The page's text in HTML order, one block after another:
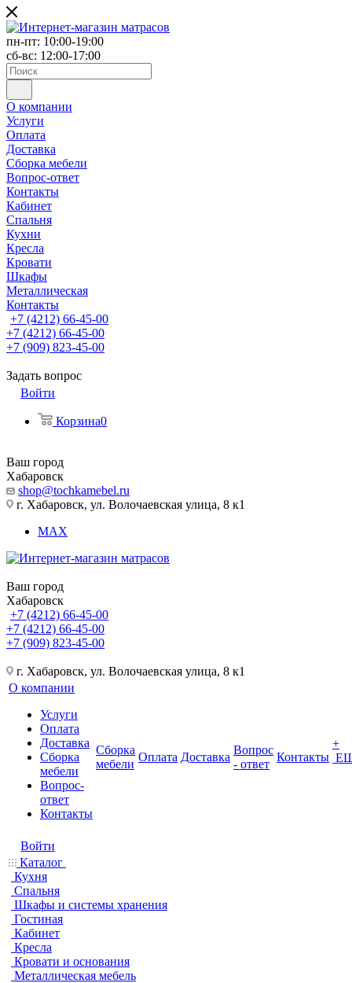
пн-пт: 10:00-19:00
сб-вс: 12:00-17:00
О компании
Услуги
Оплата
Доставка
Сборка мебели
Вопрос-ответ
Контакты
Кабинет
Спальня
Кухни
Кресла
Кровати
Шкафы
Металлическая
Контакты
+7 (4212) 66-45-00
+7 (4212) 66-45-00
+7 (909) 823-45-00
Задать вопрос
Войти
Корзина0
Ваш город
Хабаровск
shop@tochkamebel.ru
г. Хабаровск, ул. Волочаевская улица, 8 к1
MAX
Ваш город
Хабаровск
+7 (4212) 66-45-00
+7 (4212) 66-45-00
+7 (909) 823-45-00
г. Хабаровск, ул. Волочаевская улица, 8 к1
О компании
Услуги
Оплата
Доставка
Сборка
мебели
Вопрос-
ответ
Контакты
Сборка
мебели
Оплата Доставка
Вопрос
- ответ
Контакты
+
Войти
Каталог
Кухня
Спальня
Шкафы и системы хранения
Гостиная
Кабинет
Кресла
Кровати и основания
Металлическая мебель